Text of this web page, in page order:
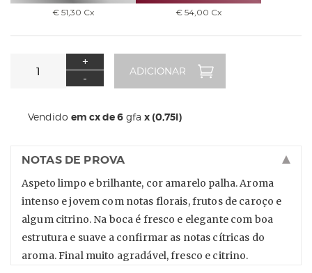
€ 51,30 Cx € 54,00 Cx
+
-
Vendido em cx de 6 gfa x (0,75l)
NOTAS DE PROVA
Aspeto limpo e brilhante, cor amarelo palha. Aroma
intenso e jovem com notas florais, frutos de caroço e
algum citrino. Na boca é fresco e elegante com boa
estrutura e suave a confirmar as notas cítricas do
aroma. Final muito agradável, fresco e citrino.